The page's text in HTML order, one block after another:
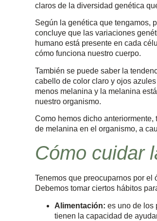
claros de la diversidad genética
Según la genética que tengamos,
concluye que las variaciones
humano está presente en cada
cómo funciona nuestro cuerpo.
También se puede saber la
cabello de color claro y ojos
menos melanina y la melanina
nuestro organismo.
Como hemos dicho
de melanina en el organismo, a
Cómo cuidar
Tenemos que preocuparnos por
Debemos tomar ciertos hábitos
Alimentación: es uno de los
tienen la capacidad de